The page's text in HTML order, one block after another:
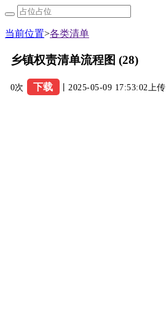
当前位置>各类清单
乡镇权责清单流程图 (28)
0次 下载 丨2025-05-09 17:53:02上传